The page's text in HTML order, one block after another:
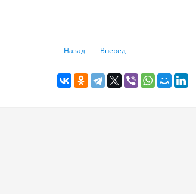
Предыдущий: Что случится с ценами
Назад Следующий: Чем срочный
Вперед